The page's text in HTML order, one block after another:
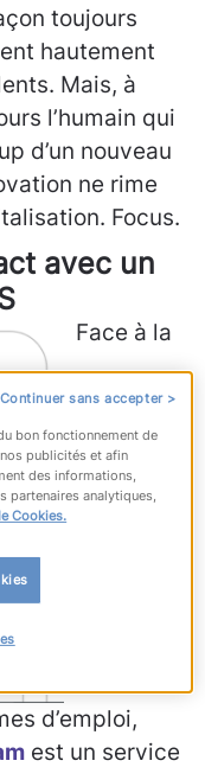
toujours
hautement
Mais, à
l’humain qui
d’un nouveau
ne rime
Focus.
avec un
Face à la
d’emploi,
est un service
Continuer sans accepter >
bon fonctionnement de
publicités et afin
des informations,
partenaires analytiques,
Cookies.